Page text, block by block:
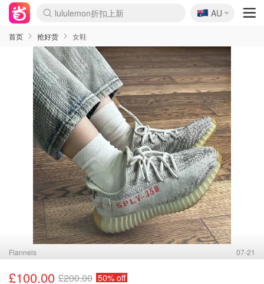
lululemon折扣上新
Sasa美妆护肤3.5折
SSENSE年中2.5折
FreshBeauty好价汇总
Cettire降价+叠9折
WWS Coles超市实拍
viagogo二手票捡漏
Myer超级周末
The Outnet奢牌1折起
David Jones 3折起
Flannels大牌1折
Perfumes Club护肤1折
AMIRO面罩$251
Amazon折扣汇总
eToro入金$200送$50
Amazon数码好物
ICONIC本周7.5折
ThedoubleF高奢地板价
Moose Knuckles 6折
丝芙兰5折起
EUFY摄像头$98
Selenichast首饰2折
Trip机票酒店促销
YSL送5件彩妆礼
Amazon家居好物
Amazon美妆护肤
雅漾大喷$8
过敏原检测盒$33
伊索独家赠50ml沐浴露
科颜氏高保湿面霜$29
SEALIFE海洋馆门票6折
丝塔芙大白罐$16
订阅Newsletter送香薰
Cult Beauty 6.8折
Harrods圣诞日历$525
LN-CC奢牌私促3折
d'Alba空姐喷雾$16
EVE LOM套装£56
Bernardelli独家4折
Adore Beauty 6折起
CT圣诞日历
Mytheresa奢品2.7折
Luxury Escapes 9折
Currentbody美容仪$881
MOON Garden Live
Roborock扫地机$649
Tingo Life水杯$24
Valentino官网5折
CR洗护套装$23
修丽可4件套$159
Myer彩妆2件7折
GANNI官网4.5折
Stylevana韩妆4折
Tessabit高奢8.5折
OGX洗发水$11
Amazon阿德莱德次日达
卡诗8.5折+赠礼
Philips Hue灯具8折
🇦🇺
AU
首页 抢好货 女鞋
Flannels 07-21
£100.00 £200.00 50% off